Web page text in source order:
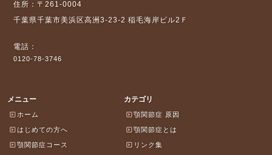
住所：〒261-0004
千葉県千葉市美浜区高洲3-23-2 稲毛海岸ビル2Ｆ
電話：
0120-78-3746
メニュー
ホーム
はじめての方へ
顎関節症コース
カテゴリ
顎関節症 原因
顎関節症とは
リンク集